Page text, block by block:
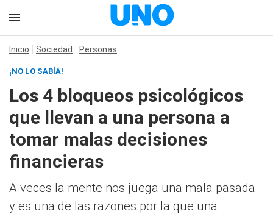
Inicio Sociedad Personas
¡NO LO SABÍA!
Los 4 bloqueos psicológicos
que llevan a una persona a
tomar malas decisiones
financieras
A veces la mente nos juega una mala pasada
y es una de las razones por la que una